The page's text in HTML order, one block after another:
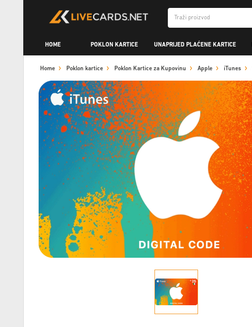
HOME POKLON KARTICE UNAPRIJED PLAĆENE KARTICE
Home Poklon kartice Poklon Kartice za Kupovinu Apple iTunes